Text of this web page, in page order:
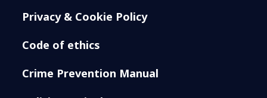
Privacy & Cookie Policy
Code of ethics
Crime Prevention Manual